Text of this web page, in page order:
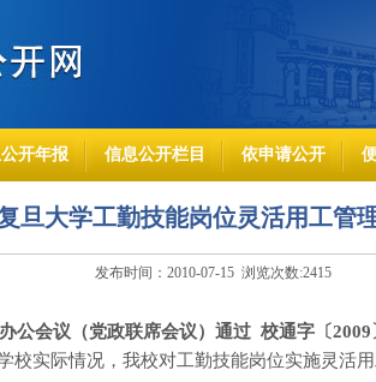
开年报 信息公开栏目 依申请公开
旦大学工勤技能岗位灵活用工管
发布时间：2010-07-15 浏览次数:2415
公会议（党政联席会议）通过 校通字〔
实际情况，我校对工勤技能岗位实施灵活用